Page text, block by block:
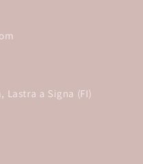
Lastra a Signa (FI)